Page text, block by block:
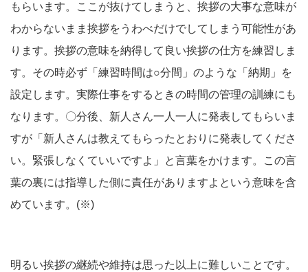
もらいます。ここが抜けてしまうと、挨拶の大事な意味が
わからないまま挨拶をうわべだけでしてしまう可能性があ
ります。挨拶の意味を納得して良い挨拶の仕方を練習しま
す。その時必ず「練習時間は○分間」のような「納期」を
設定します。実際仕事をするときの時間の管理の訓練にも
なります。〇分後、新人さん一人一人に発表してもらいま
すが「新人さんは教えてもらったとおりに発表してくださ
い。緊張しなくていいですよ」と言葉をかけます。この言
葉の裏には指導した側に責任がありますよという意味を含
めています。(※)
明るい挨拶の継続や維持は思った以上に難しいことです。